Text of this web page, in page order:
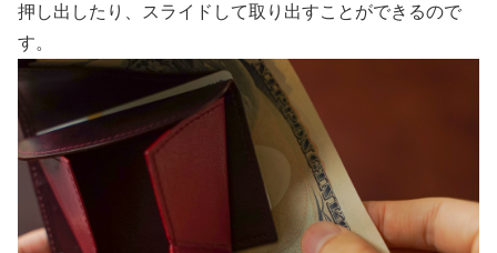
押し出したり、スライドして取り出すことができるので
す。